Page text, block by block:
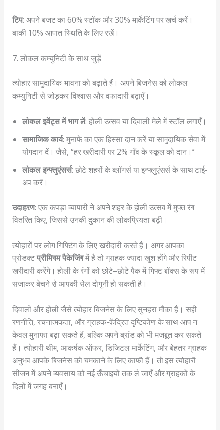
टिप: अपने बजट का 60% स्टॉक और 30% मार्केटिंग पर खर्च करें।
बाकी 10% आपात स्थिति के लिए रखें।
7. लोकल कम्युनिटी के साथ जुड़ें
त्योहार सामुदायिक भावना को बढ़ाते हैं। अपने बिजनेस को लोकल
कम्युनिटी से जोड़कर विश्वास और वफादारी बढ़ाएँ।
लोकल इवेंट्स में भाग लें: होली उत्सव या दिवाली मेले में स्टॉल लगाएँ।
सामाजिक कार्य: मुनाफे का एक हिस्सा दान करें या सामुदायिक सेवा में
योगदान दें। जैसे, “हर खरीदारी पर 2% गाँव के स्कूल को दान।”
लोकल इन्फ्लुएंसर्स: छोटे शहरों के ब्लॉगर्स या इन्फ्लुएंसर्स के साथ टाई-
अप करें।
उदाहरण: एक कपड़ा व्यापारी ने अपने शहर के होली उत्सव में मुफ्त रंग
वितरित किए, जिससे उनकी दुकान की लोकप्रियता बढ़ी।
त्योहारों पर लोग गिफ्टिंग के लिए खरीदारी करते हैं। अगर आपका
प्रोडक्टप्रीमियम पैकेजिंगमें है तो ग्राहक ज्यादा खुश होंगे और रिपीट
खरीदारी करेंगे। होली के रंगों को छोटे–छोटे पैक में गिफ्ट बॉक्स के रूप में
सजाकर बेचने से आपकी सेल दोगुनी हो सकती है।
दिवाली और होली जैसे त्योहार बिजनेस के लिए सुनहरा मौका हैं। सही
रणनीति, रचनात्मकता, और ग्राहक-केंद्रित दृष्टिकोण के साथ आप न
केवल मुनाफा बढ़ा सकते हैं, बल्कि अपने ब्रांड को भी मजबूत कर सकते
हैं। त्योहारी थीम, आकर्षक ऑफर, डिजिटल मार्केटिंग, और बेहतर ग्राहक
अनुभव आपके बिजनेस को चमकाने के लिए काफी हैं। तो इस त्योहारी
सीजन में अपने व्यवसाय को नई ऊँचाइयों तक ले जाएँ और ग्राहकों के
दिलों में जगह बनाएँ।